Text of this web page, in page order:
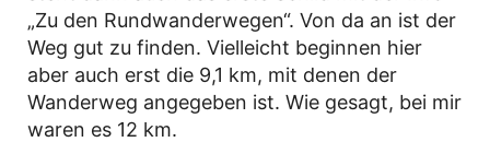
„Zu den Rundwanderwegen“. Von da an ist der
Weg gut zu finden. Vielleicht beginnen hier
aber auch erst die 9,1 km, mit denen der
Wanderweg angegeben ist. Wie gesagt, bei mir
waren es 12 km.